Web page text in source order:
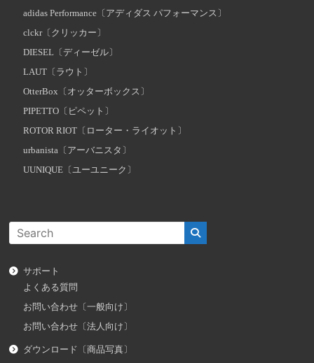
adidas Performance〔アディダス パフォーマンス〕
clckr〔クリッカー〕
DIESEL〔ディーゼル〕
LAUT〔ラウト〕
OtterBox〔オッターボックス〕
PIPETTO〔ピペット〕
ROTOR RIOT〔ローター・ライオット〕
urbanista〔アーバニスタ〕
UUNIQUE〔ユーユニーク〕
サポート
よくある質問
お問い合わせ〔一般向け〕
お問い合わせ〔法人向け〕
ダウンロード〔商品写真〕